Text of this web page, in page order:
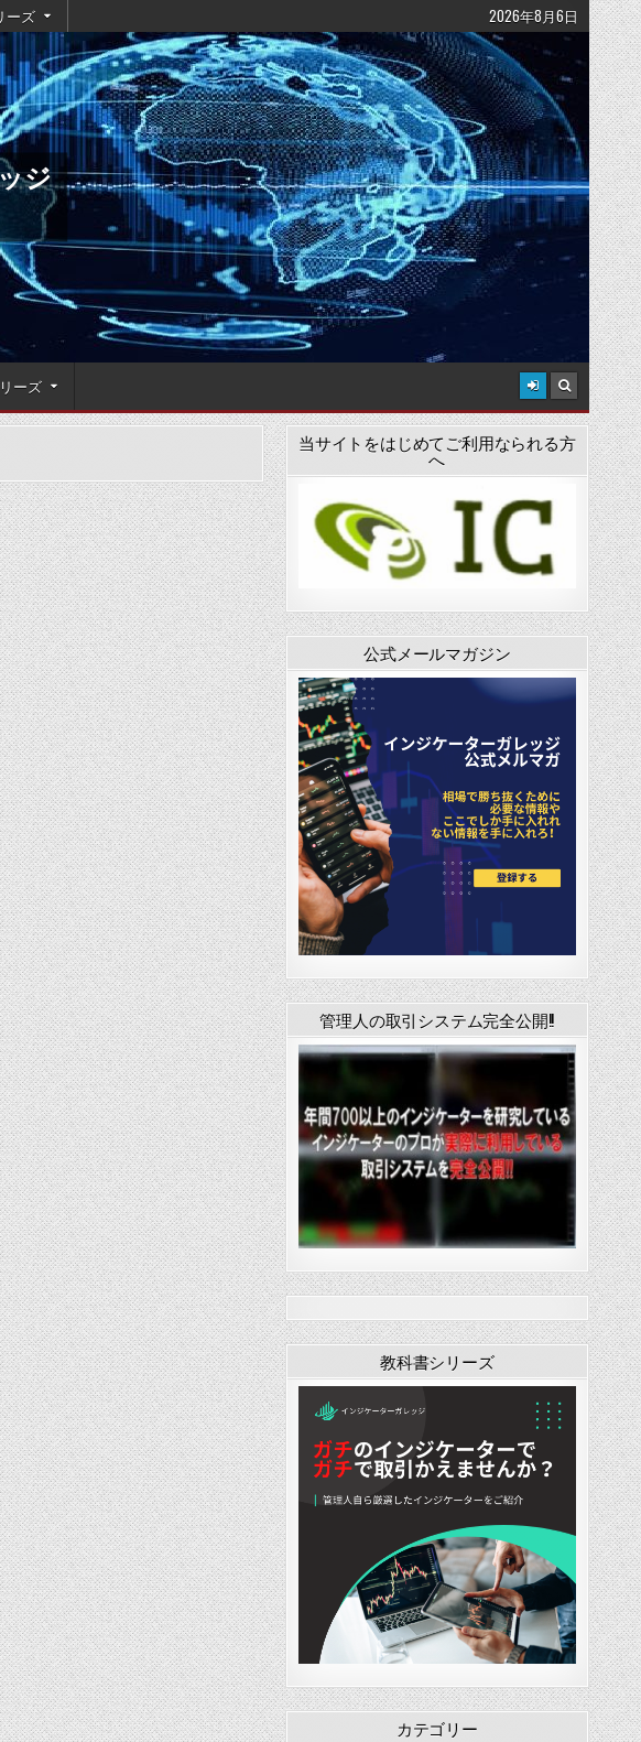
ーズ 2026年8月6日
ジ
ーズ
当サイトをはじめてご利用なられる方
へ
公式メールマガジン
管理人の取引システム完全公開!!
教科書シリーズ
カテゴリー